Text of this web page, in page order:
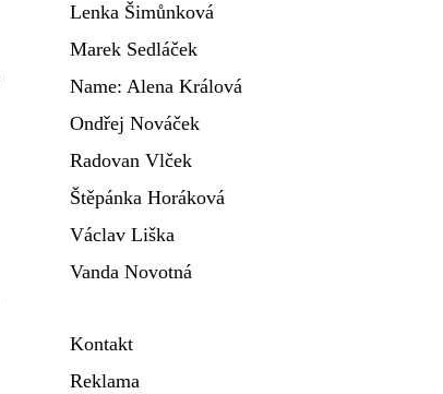
Lenka Šimůnková
Marek Sedláček
Name: Alena Králová
Ondřej Nováček
Radovan Vlček
Štěpánka Horáková
Václav Liška
Vanda Novotná
Kontakt
Reklama